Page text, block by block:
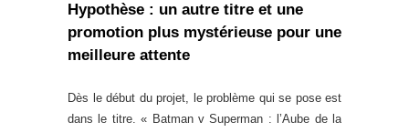
Hypothèse : un autre titre et une
promotion plus mystérieuse pour une
meilleure attente
Dès le début du projet, le problème qui se pose est
dans le titre. « Batman v Superman : l’Aube de la